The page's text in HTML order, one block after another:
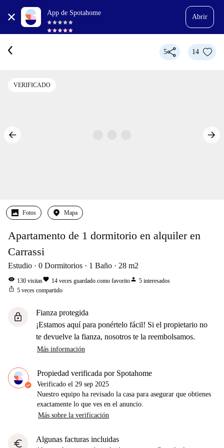
App de Spotahome
Abrir
5 14
VERIFICADO
Fotos Mapa
Apartamento de 1 dormitorio en alquiler en
Carrassi
Estudio 0 Dormitorios 1 Baño 28 m2
visibility 130 visitasfavorite 14 veces guardado como favoritoperson 5 interesados
ios_share 5 veces compartido
lock
Fianza protegida
¡Estamos aquí para ponértelo fácil! Si el propietario no
te devuelve la fianza, nosotros te la reembolsamos.
Más información
Propiedad verificada por Spotahome
Verificado el 29 sep 2025
Nuestro equipo ha revisado la casa para asegurar que obtienes
exactamente lo que ves en el anuncio.
Más sobre la verificación
euro Algunas facturas incluidas